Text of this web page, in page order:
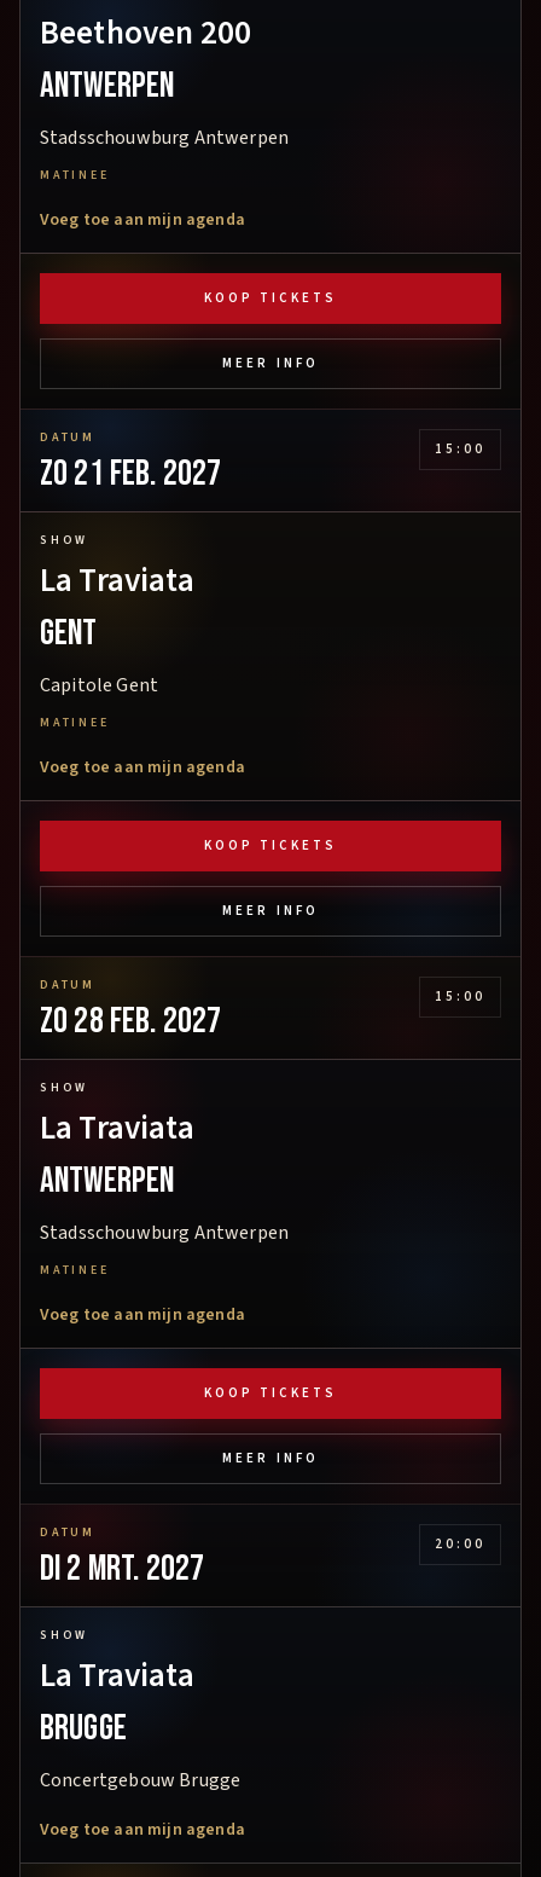
Beethoven 200
Antwerpen
Stadsschouwburg Antwerpen
MATINEE
Voeg toe aan mijn agenda
KOOP TICKETS
MEER INFO
DATUM
zo 21 feb. 2027
15:00
SHOW
La Traviata
Gent
Capitole Gent
MATINEE
Voeg toe aan mijn agenda
KOOP TICKETS
MEER INFO
DATUM
zo 28 feb. 2027
15:00
SHOW
La Traviata
Antwerpen
Stadsschouwburg Antwerpen
MATINEE
Voeg toe aan mijn agenda
KOOP TICKETS
MEER INFO
DATUM
di 2 mrt. 2027
20:00
SHOW
La Traviata
Brugge
Concertgebouw Brugge
Voeg toe aan mijn agenda